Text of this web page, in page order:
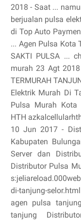
2018 - Saat ...
berjualan pulsa
di Top Auto
... Agen Pulsa Kota
SAKTI PULSA ...
murah 23 Agt 2018
TERMURAH
Elektrik Murah Di
Pulsa Murah Kota
HTH
10 Jun 2017 -
Kabupaten
Server dan
Distributor Pulsa
di-tanjung-
agen pulsa
tanjung